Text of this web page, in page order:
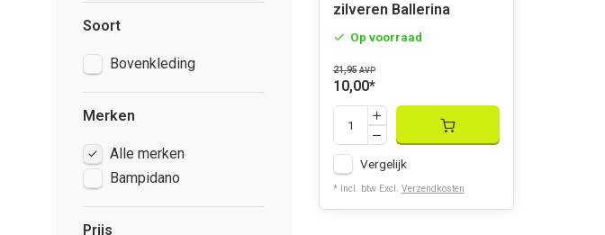
Soort
Bovenkleding
Merken
Alle merken
Bampidano
Prijs
zilveren Ballerina
Op voorraad
21,95 AVP
10,00*
Vergelijk
* Incl. btw Excl. Verzendkosten